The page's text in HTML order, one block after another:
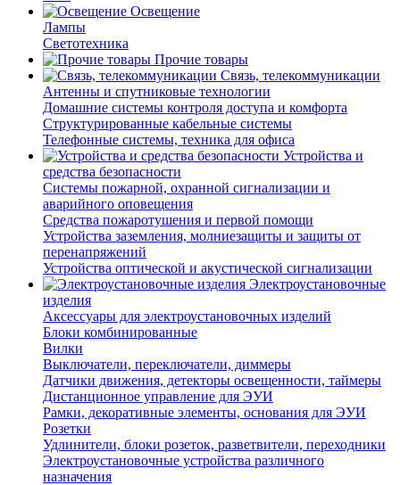
Освещение
Лампы
Светотехника
Прочие товары
Связь, телекоммуникации
Антенны и спутниковые технологии
Домашние системы контроля доступа и комфорта
Структурированные кабельные системы
Телефонные системы, техника для офиса
Устройства и
средства безопасности
Системы пожарной, охранной сигнализации и
аварийного оповещения
Средства пожаротушения и первой помощи
Устройства заземления, молниезащиты и защиты от
перенапряжений
Устройства оптической и акустической сигнализации
Электроустановочные
изделия
Аксессуары для электроустановочных изделий
Блоки комбинированные
Вилки
Выключатели, переключатели, диммеры
Датчики движения, детекторы освещенности, таймеры
Дистанционное управление для ЭУИ
Рамки, декоративные элементы, основания для ЭУИ
Розетки
Удлинители, блоки розеток, разветвители, переходники
Электроустановочные устройства различного
назначения